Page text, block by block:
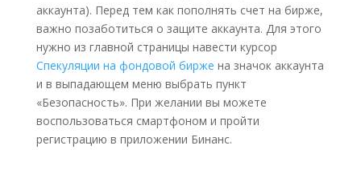
аккаунта). Перед тем как пополнять счет на бирже,
важно позаботиться о защите аккаунта. Для этого
нужно из главной страницы навести курсор
Спекуляции на фондовой бирже на значок аккаунта
и в выпадающем меню выбрать пункт
«Безопасность». При желании вы можете
воспользоваться смартфоном и пройти
регистрацию в приложении Бинанс.